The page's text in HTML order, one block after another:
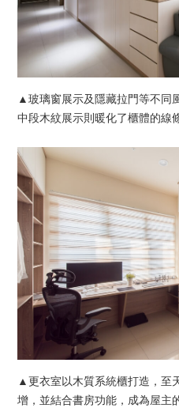
▲玻璃窗展示及隱藏拉門等不同
中段木紋展示則暖化了櫃體的線
▲更衣室以木質系統櫃打造，至
增，並結合書房功能，成為屋主